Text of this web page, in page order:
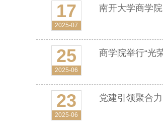
17
2025-07
南开大学商学
25
2025-06
商学院举行“光
23
2025-06
党建引领聚合